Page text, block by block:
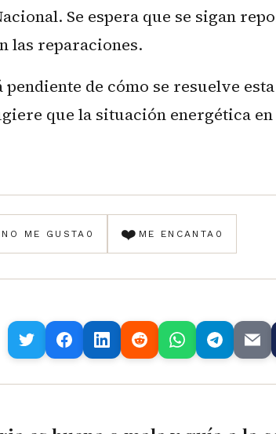
Se espera que se sigan
las reparaciones.
pendiente de cómo se resuelve
que la situación energética
NO ME GUSTA 0 ❤️ ME ENCANTA 0